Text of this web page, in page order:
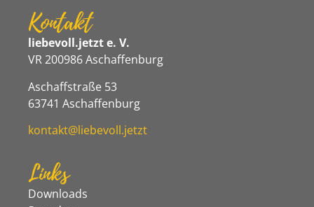
Kontakt
liebevoll.jetzt e. V.
VR 200986 Aschaffenburg
Aschaffstraße 53
63741 Aschaffenburg
kontakt@liebevoll.jetzt
Links
Downloads